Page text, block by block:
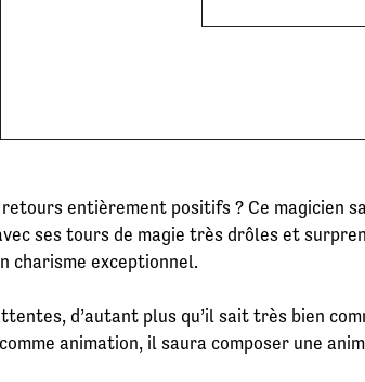
entièrement positifs ? Ce magicien
ses tours de magie très drôles et
charisme exceptionnel.
d’autant plus qu’il sait très bien
animation, il saura composer une